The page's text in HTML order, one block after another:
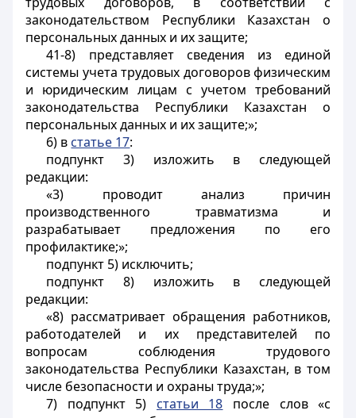
законодательством Республики Казахстан о
персональных данных и их защите;
41-8) представляет сведения из единой
системы учета трудовых договоров физическим
и юридическим лицам с учетом требований
законодательства Республики Казахстан о
персональных данных и их защите;»;
6) в статье 17:
подпункт 3) изложить в следующей
редакции:
«3) проводит анализ причин
производственного травматизма и
разрабатывает предложения по его
профилактике;»;
подпункт 5) исключить;
подпункт 8) изложить в следующей
редакции:
«8) рассматривает обращения работников,
работодателей и их представителей по
вопросам соблюдения трудового
законодательства Республики Казахстан, в том
числе безопасности и охраны труда;»;
7) подпункт 5) статьи 18 после слов «с